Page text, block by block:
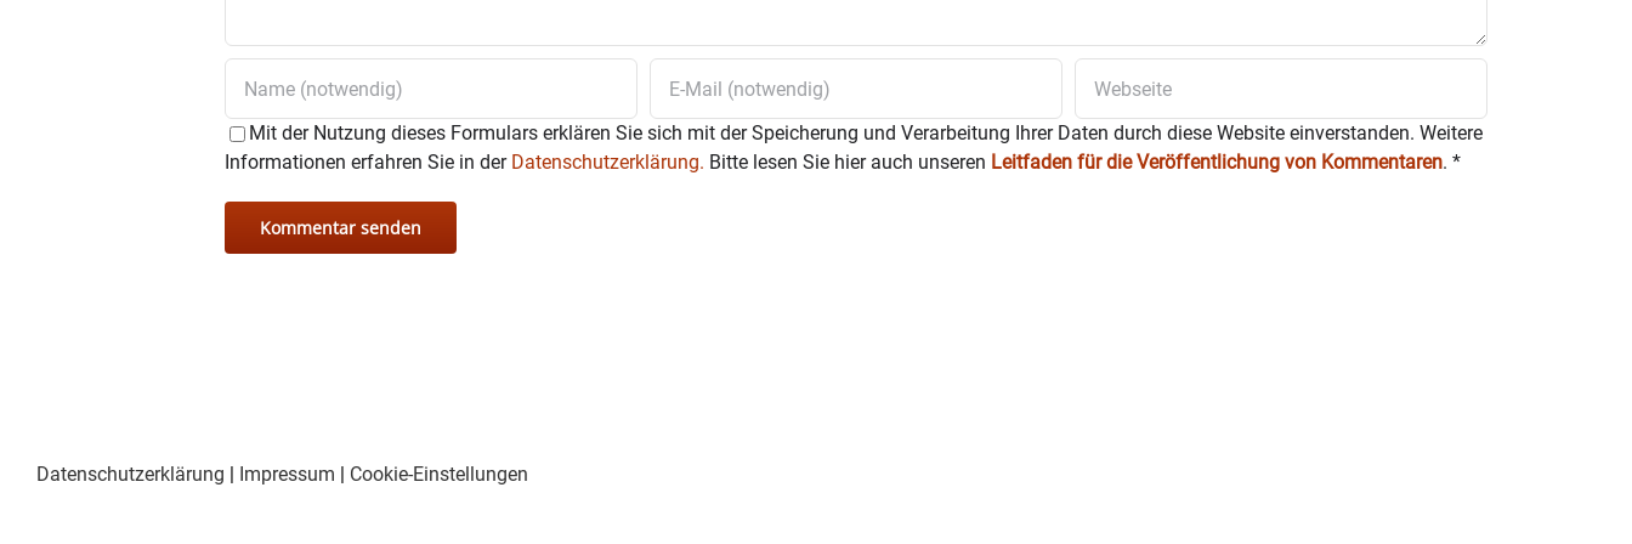
Mit der Nutzung dieses Formulars erklären Sie sich mit der Speicherung und Verarbeitung Ihrer Daten durch diese Website einverstanden. Weitere
Informationen erfahren Sie in der Datenschutzerklärung. Bitte lesen Sie hier auch unseren Leitfaden für die Veröffentlichung von Kommentaren. *
Datenschutzerklärung | Impressum | Cookie-Einstellungen